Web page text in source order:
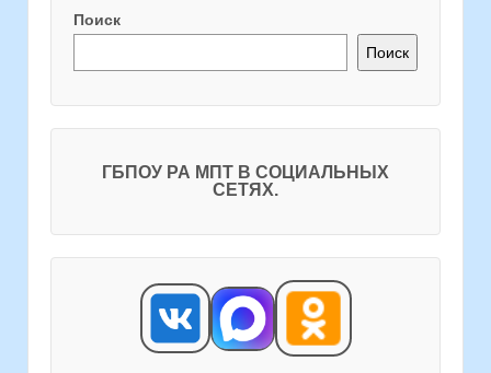
Поиск
Поиск
ГБПОУ РА МПТ В СОЦИАЛЬНЫХ
СЕТЯХ.